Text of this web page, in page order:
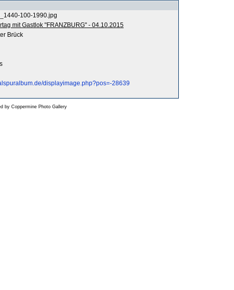
100-1990.jpg
mit Gastlok "FRANZBURG" - 04.10.2015
Brück
displayimage.php?pos=-28639
by Coppermine Photo Gallery